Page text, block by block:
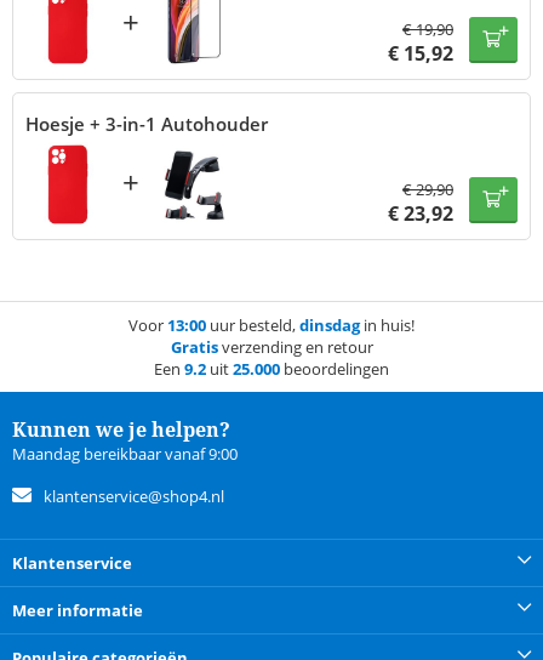
+ €19,90
€ 15,92
Hoesje + 3-in-1 Autohouder
+ €29,90
€23,92
Voor 13:00 uur besteld,dinsdagin huis!
Gratisverzending en retour
Een 9.2 uit25.000 beoordelingen
Kunnen we je helpen?
Maandag bereikbaar vanaf 9:00
klantenservice@shop4.nl
Klantenservice
Meer informatie